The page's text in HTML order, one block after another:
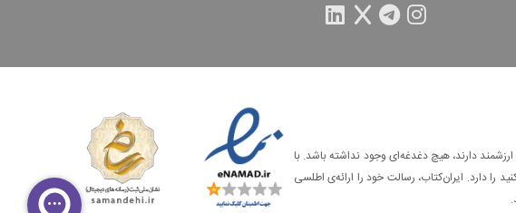
دارند، هیچ دغدغه‌ای وجود نداشته باشد. با
دارد. ایران‌کتاب، رسالت خود را ارائه‌ی اطلسی